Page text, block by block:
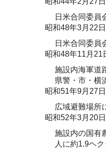
日米合同委員
昭和48年3月22日
日米合同委員
昭和48年11月21
施設内海軍道
県警・市・横
昭和51年9月27日
広域避難場所
昭和52年3月20日
施設内の国有
人に約1.9ヘ